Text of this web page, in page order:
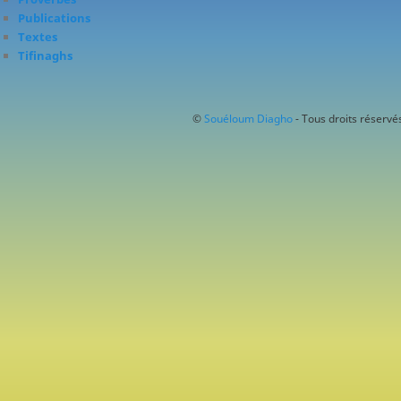
Publications
Textes
Tifinaghs
© Souéloum Diagho- Tous droits